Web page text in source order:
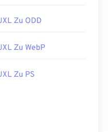
Zu ODD
Zu WebP
Zu PS